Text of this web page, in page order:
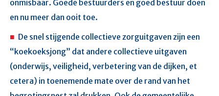
onmisbaar. Goede bestuurders en goed bestuur doen
en nu meer dan ooit toe.
De snel stijgende collectieve zorguitgaven zijn een
“koekoeksjong” dat andere collectieve uitgaven
(onderwijs, veiligheid, verbetering van de dijken, et
cetera) in toenemende mate over de rand van het